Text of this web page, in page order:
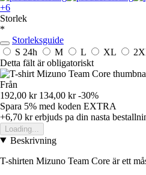
+6
Storlek
*
Storleksguide
S 24h M L XL
Detta fält är obligatoriskt
Från
192,00 kr 134,00 kr -30%
Spara 5% med koden EXTRA
+6,70 krerbjuds pa din nasta
Loading...
Beskrivning
T-shirten Mizuno Team Core är ett